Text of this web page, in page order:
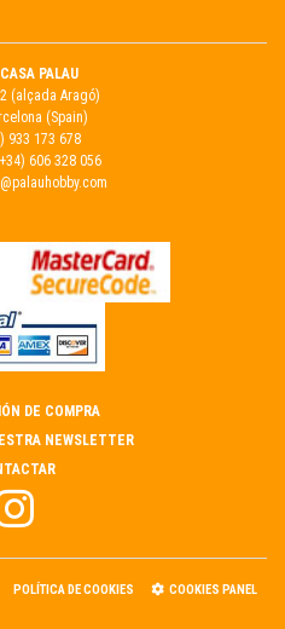
PALAU
(alçada Aragó)
(Spain)
933 173 678
606 328 056
DE COMPRA
NEWSLETTER
POLÍTICA DE COOKIES COOKIES PANEL